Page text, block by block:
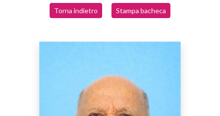
Torna indietro Stampa bacheca